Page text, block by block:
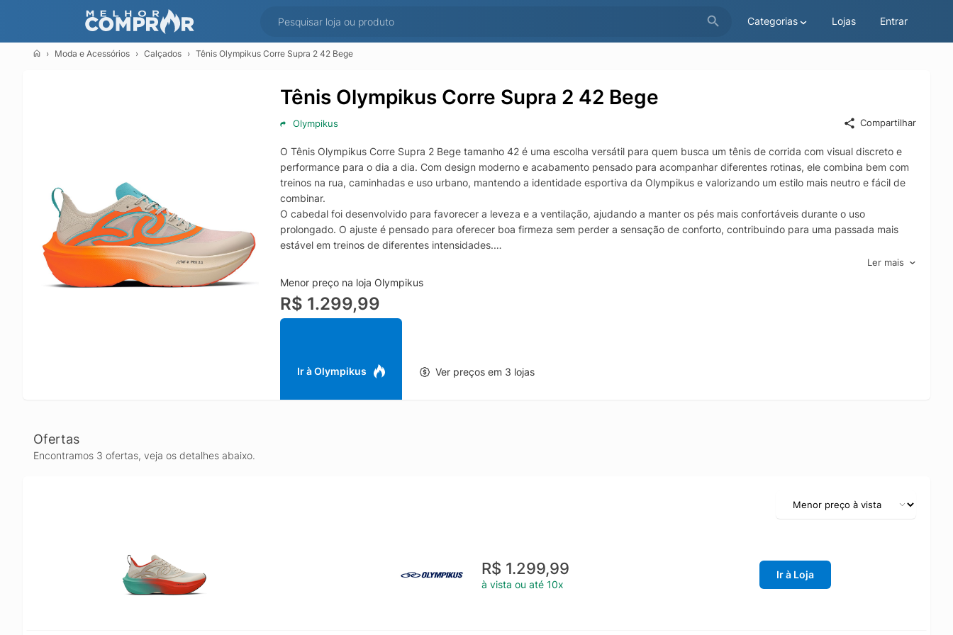
Categorias Lojas Entrar
Moda e Acessórios Calçados Tênis Olympikus Corre Supra 2 42 Bege
Tênis Olympikus Corre Supra 2 42 Bege
Olympikus Compartilhar
O Tênis Olympikus Corre Supra 2 Bege tamanho 42 é uma escolha versátil para quem busca um tênis de corrida com visual discreto e
performance para o dia a dia. Com design moderno e acabamento pensado para acompanhar diferentes rotinas, ele combina bem com
treinos na rua, caminhadas e uso urbano, mantendo a identidade esportiva da Olympikus e valorizando um estilo mais neutro e fácil de
combinar.
O cabedal foi desenvolvido para favorecer a leveza e a ventilação, ajudando a manter os pés mais confortáveis durante o uso
prolongado. O ajuste é pensado para oferecer boa firmeza sem perder a sensação de conforto, contribuindo para uma passada mais
estável em treinos de diferentes intensidades.
Na entressola e no solado, o Olympikus Corre Supra 2 entrega suporte e amortecimento para reduzir impactos e aumentar a sensação
de proteção a cada passo, além de uma aderência eficiente para encarar diferentes tipos de piso com mais segurança. Se você procura
um tênis Olympikus Corre Supra 2 bege no tamanho 42 para correr, treinar ou compor looks esportivos com praticidade, este modelo
oferece equilíbrio entre conforto, durabilidade e desempenho.
Ler mais
Menor preço na loja Olympikus
R$ 1.299,99
Ir à Olympikus Ver preços em 3 lojas
Ofertas
Encontramos 3 ofertas, veja os detalhes abaixo.
R$ 1.299,99
à vista ou até 10x
Ir à Loja